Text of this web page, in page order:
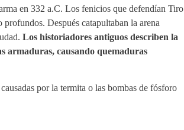
en 332 a.C. Los fenicios que defendían Tiro
Después catapultaban la arena
Los historiadores antiguos describen la
armaduras, causando quemaduras
por la termita o las bombas de fósforo